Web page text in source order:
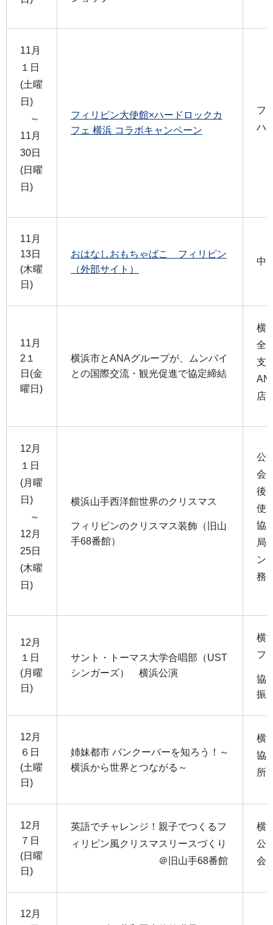
11月
１日
(土曜
日)
～
11月
30日
(日曜
日)
フィリピン大使館×ハードロックカ
フェ 横浜 コラボキャンペーン
フ
ハ
11月
13日
(木曜
日)
おはなしおもちゃばこ フィリピン
（外部サイト）
中
11月
2１
日(金
曜日)
横浜市とANAグループが、ムンバイ
との国際交流・観光促進で協定締結
横
全
支
店
12月
１日
(月曜
日)
～
12月
25日
(木曜
日)
横浜山手西洋館世界のクリスマス
フィリピンのクリスマス装飾（旧山
手68番館）
公
会
後
使
協
局
ン
務
12月
１日
(月曜
日)
サント・トーマス大学合唱部（UST
シンガーズ） 横浜公演
横
フ
協
振
12月
６日
(土曜
日)
姉妹都市 バンクーバーを知ろう！～
横浜から世界とつながる～
横
協
所
12月
７日
(日曜
日)
英語でチャレンジ！親子でつくるフ
ィリピン風クリスマスリースづくり
＠旧山手68番館
横
公
会
12月